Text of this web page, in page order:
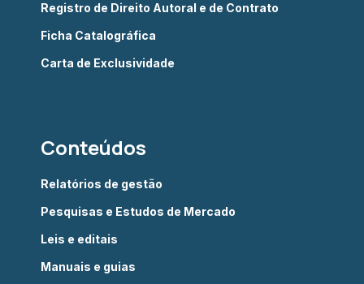
Registro de Direito Autoral e de Contrato
Ficha Catalográfica
Carta de Exclusividade
Conteúdos
Relatórios de gestão
Pesquisas e Estudos de Mercado
Leis e editais
Manuais e guias